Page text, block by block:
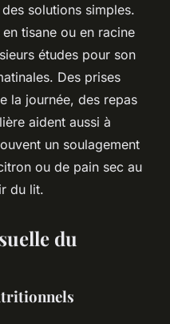
solutions simples.
tisane ou en racine
études pour son
Des prises
la journée, des repas
aident aussi à
un soulagement
ou de pain sec au
du lit.
du